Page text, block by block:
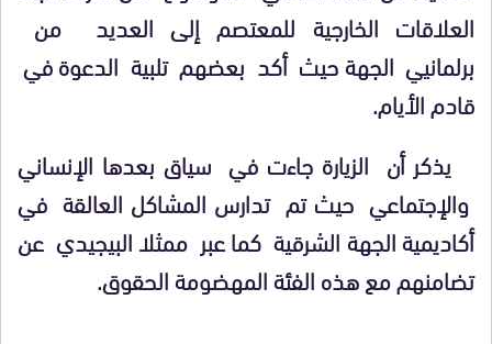
العلاقات الخارجية للمعتصم إلى العديد من
برلمانيي الجهة حيث أكد بعضهم تلبية الدعوة في
قادم الأيام.
يذكر أن الزيارة جاءت في سياق بعدها الإنساني
والإجتماعي حيث تم تدارس المشاكل العالقة في
أكاديمية الجهة الشرقية كما عبر ممثلا البيجيدي عن
تضامنهم مع هذه الفئة المهضومة الحقوق.